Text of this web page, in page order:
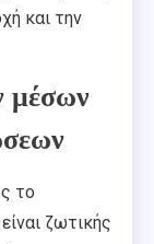
και την
μέσων
το
ζωτικής